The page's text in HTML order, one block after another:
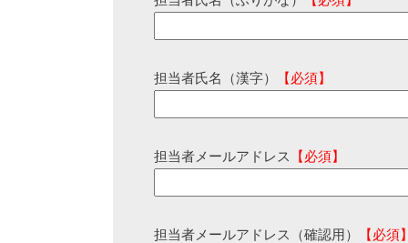
担当者氏名（漢字） 【必須】
担当者メールアドレス 【必須】
担当者メールアドレス（確認用） 【必須